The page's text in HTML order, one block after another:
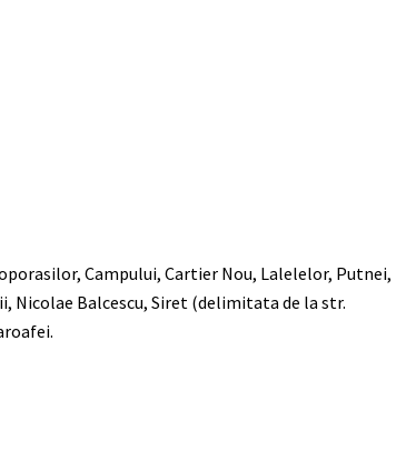
Campului, Cartier Nou, Lalelelor, Putnei,
Nicolae Balcescu, Siret (delimitata de la str.